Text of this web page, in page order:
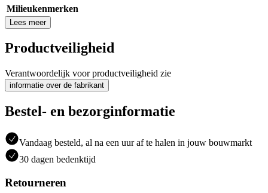
Milieukenmerken
Lees meer
Productveiligheid
Verantwoordelijk voor productveiligheid zie
informatie over de fabrikant
Bestel- en bezorginformatie
Vandaag besteld, al na een uur af te halen in jouw bouwmarkt
30 dagen bedenktijd
Retourneren